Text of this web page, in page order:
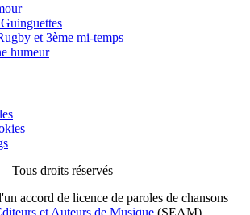
et 3ème mi-temps
humeur
Tous droits réservés
accord de licence de paroles de chansons